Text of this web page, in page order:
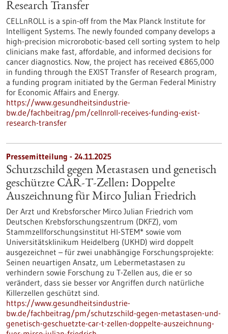
Research Transfer
CELLnROLL is a spin-off from the Max Planck Institute for
Intelligent Systems. The newly founded company develops a
high-precision microrobotic-based cell sorting system to help
clinicians make fast, affordable, and informed decisions for
cancer diagnostics. Now, the project has received €865,000
in funding through the EXIST Transfer of Research program,
a funding program initiated by the German Federal Ministry
for Economic Affairs and Energy.
https://www.gesundheitsindustrie-
bw.de/fachbeitrag/pm/cellnroll-receives-funding-exist-
research-transfer
Pressemitteilung - 24.11.2025
Schutzschild gegen Metastasen und genetisch
geschützte CAR-T-Zellen: Doppelte
Auszeichnung für Mirco Julian Friedrich
Der Arzt und Krebsforscher Mirco Julian Friedrich vom
Deutschen Krebsforschungszentrum (DKFZ), vom
Stammzellforschungsinstitut HI-STEM* sowie vom
Universitätsklinikum Heidelberg (UKHD) wird doppelt
ausgezeichnet – für zwei unabhängige Forschungsprojekte:
Seinen neuartigen Ansatz, um Lebermetastasen zu
verhindern sowie Forschung zu T-Zellen aus, die er so
verändert, dass sie besser vor Angriffen durch natürliche
Killerzellen geschützt sind.
https://www.gesundheitsindustrie-
bw.de/fachbeitrag/pm/schutzschild-gegen-metastasen-und-
genetisch-geschuetzte-car-t-zellen-doppelte-auszeichnung-